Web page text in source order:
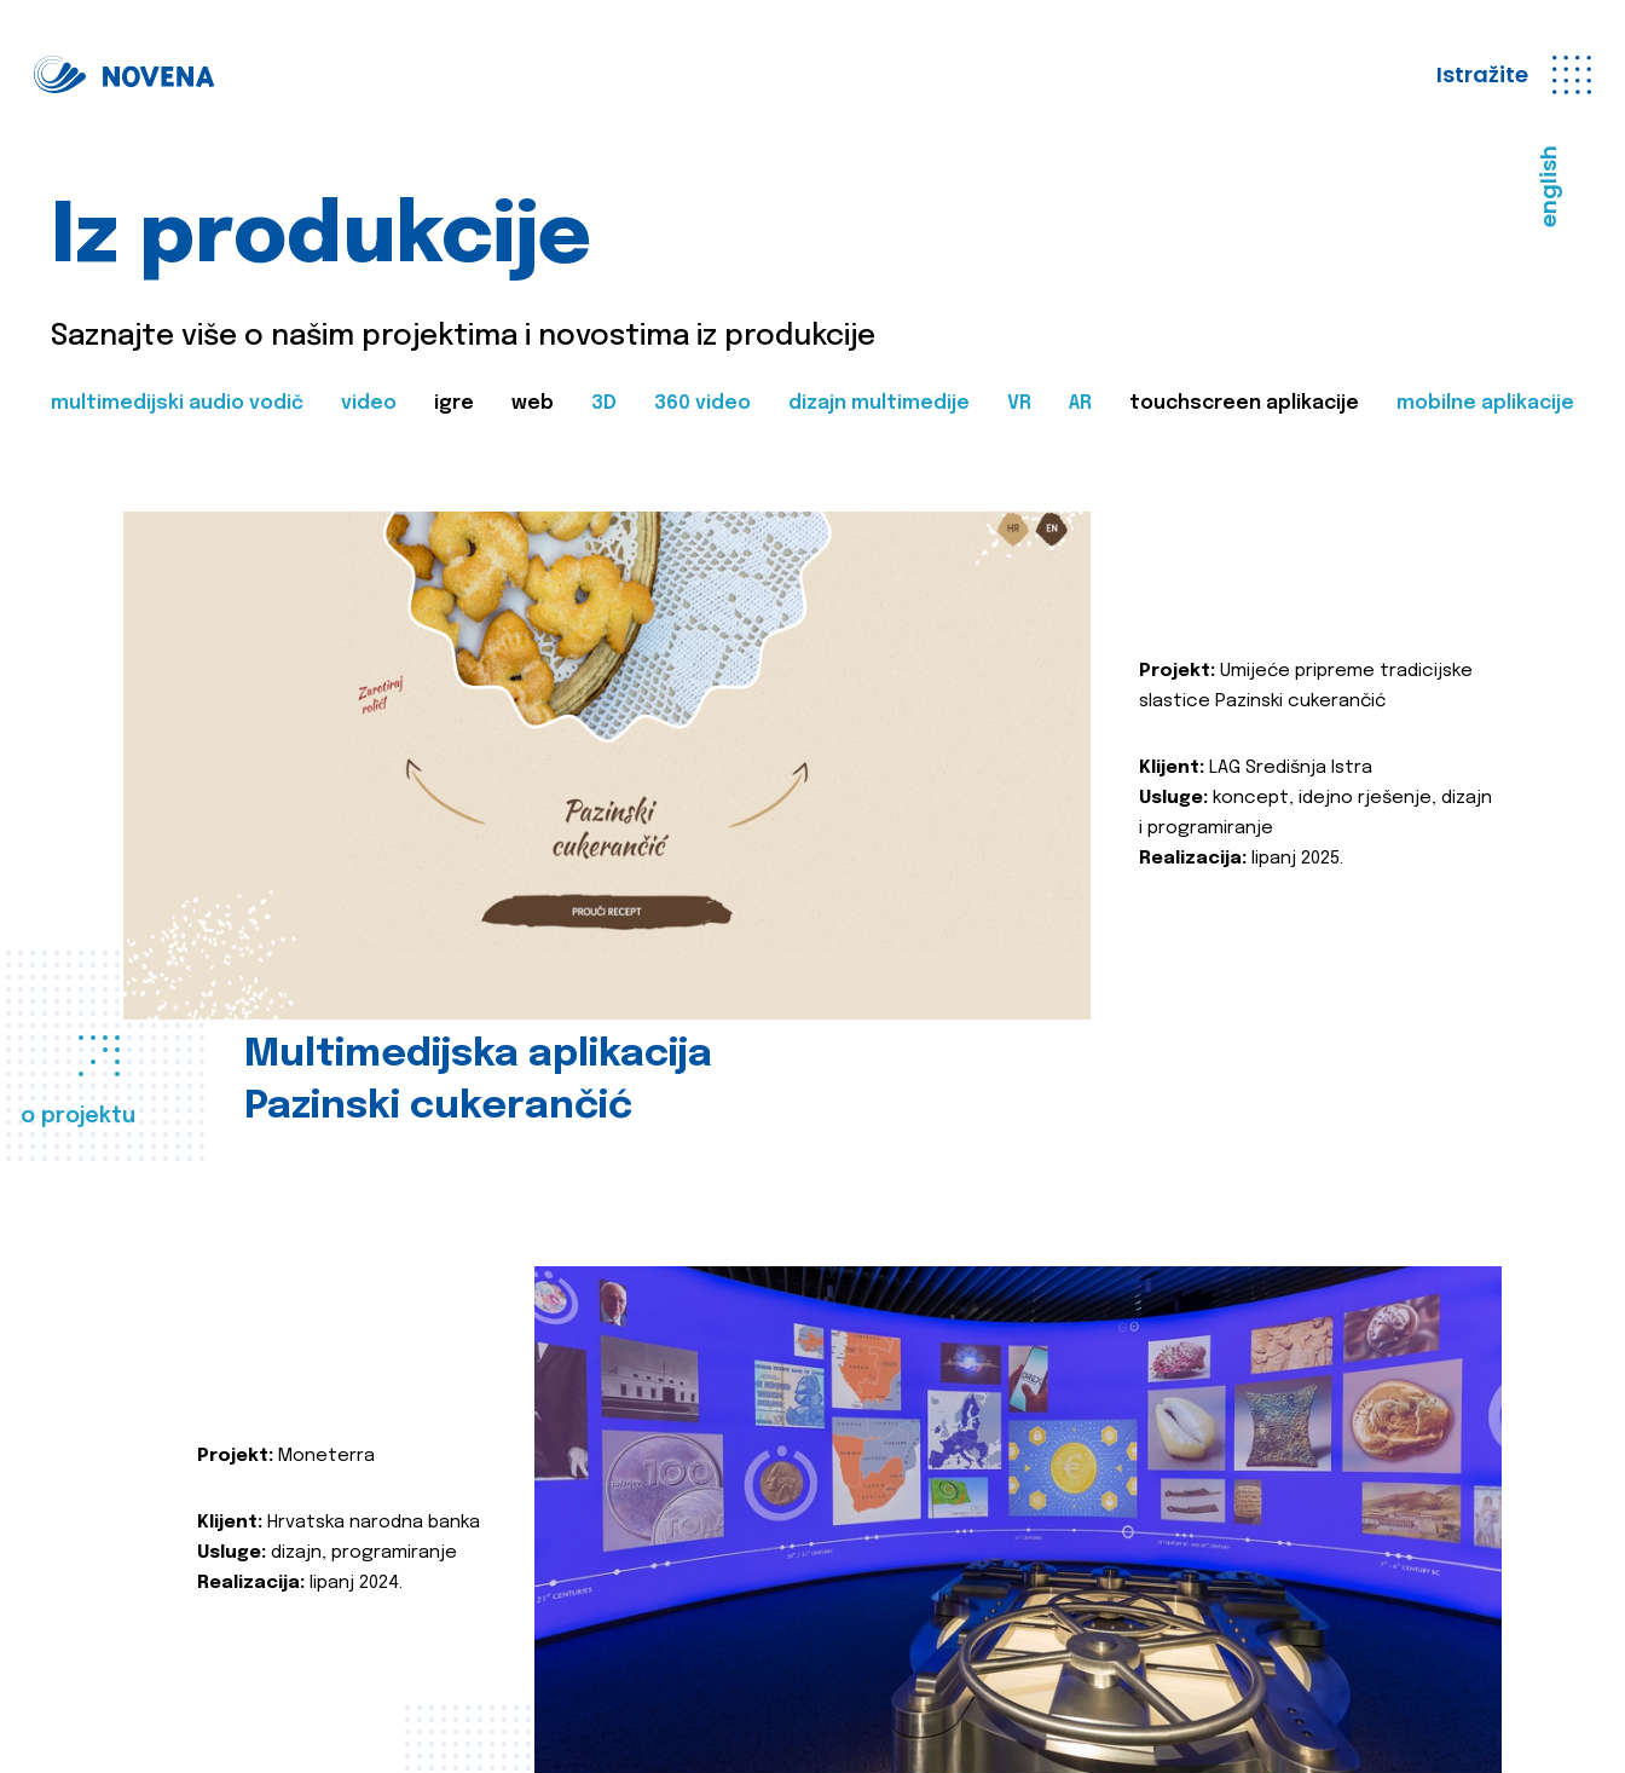
Istražite
english
Iz produkcije
Saznajte više o našim projektima i novostima iz produkcije
multimedijski audio vodič video igre web 3D 360 video dizajn multimedije VR AR touchscreen aplikacije mobilne aplikacije
o projektu
Multimedijska aplikacija
Pazinski cukerančić
Projekt: Umijeće pripreme tradicijske
slastice Pazinski cukerančić
Klijent: LAG Središnja Istra
Usluge: koncept, idejno rješenje, dizajn
i programiranje
Realizacija: lipanj 2025.
Projekt: Moneterra
Klijent: Hrvatska narodna banka
Usluge: dizajn, programiranje
Realizacija: lipanj 2024.